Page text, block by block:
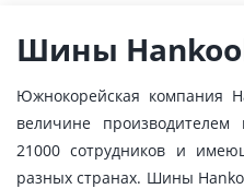
Шины
Южнокорейская компания
величине
21000 сотрудников и
разных странах. Шины